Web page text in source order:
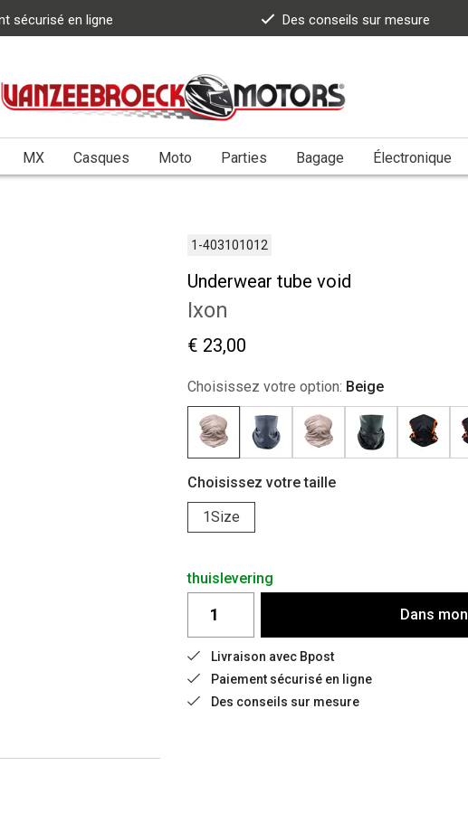
sécurisé en ligne Des conseils sur mesure
MX Casques Moto Parties Bagage Électronique
1-403101012
Underwear tube void
Ixon
€ 23,00
Choisissez votre option: Beige
Choisissez votre taille
1Size
thuislevering
Dans mon
Livraison avec Bpost
Paiement sécurisé en ligne
Des conseils sur mesure